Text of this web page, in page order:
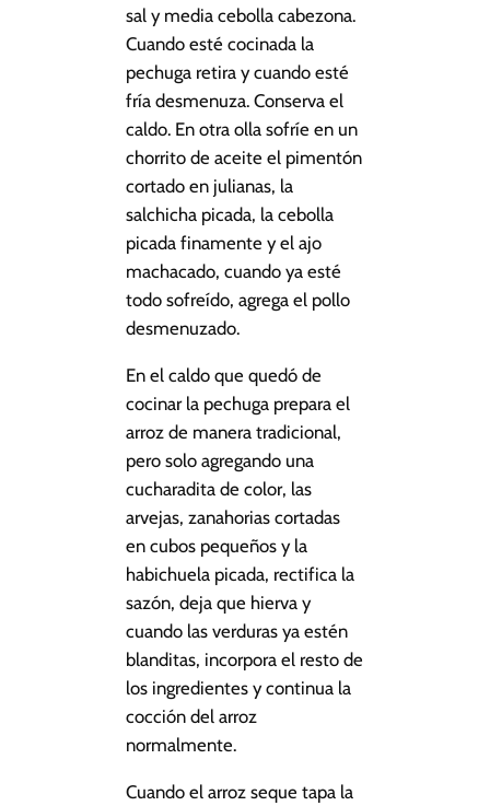
sal y media cebolla cabezona.
Cuando esté cocinada la
pechuga retira y cuando esté
fría desmenuza. Conserva el
caldo. En otra olla sofríe en un
chorrito de aceite el pimentón
cortado en julianas, la
salchicha picada, la cebolla
picada finamente y el ajo
machacado, cuando ya esté
todo sofreído, agrega el pollo
desmenuzado.
En el caldo que quedó de
cocinar la pechuga prepara el
arroz de manera tradicional,
pero solo agregando una
cucharadita de color, las
arvejas, zanahorias cortadas
en cubos pequeños y la
habichuela picada, rectifica la
sazón, deja que hierva y
cuando las verduras ya estén
blanditas, incorpora el resto de
los ingredientes y continua la
cocción del arroz
normalmente.
Cuando el arroz seque tapa la